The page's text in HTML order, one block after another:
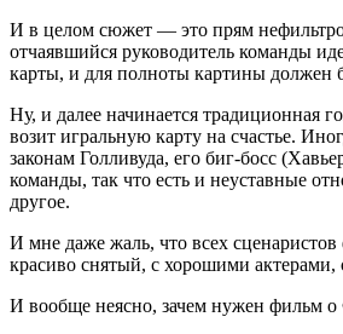
И в целом сюжет — это прям
отчаявшийся руководитель команды
карты, и для полноты картины должен
Ну, и далее начинается традиционная
возит игральную карту на счастье.
законам Голливуда, его биг-босс
команды, так что есть и неуставные
другое.
И мне даже жаль, что всех
красиво снятый, с хорошими актерами,
И вообще неясно, зачем нужен фильм о